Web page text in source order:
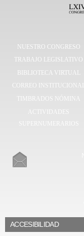
NUESTRO CONGRESO
TRABAJO LEGISLATIVO
BIBLIOTECA VIRTUAL
CORREO INSTITUCIONAL
TIMBRADOS NÓMINA
ACTIVIDADES
SUPERNUMERARIOS
ACCESIBILIDAD